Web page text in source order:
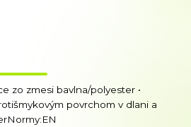
zo zmesi bavlna/polyester •
povrchom v dlani a